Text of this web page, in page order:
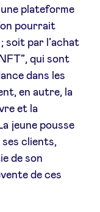
une plateforme
pourrait
soit par l’achat
qui sont
dans les
en autre, la
et la
jeune pousse
clients,
de son
de ces